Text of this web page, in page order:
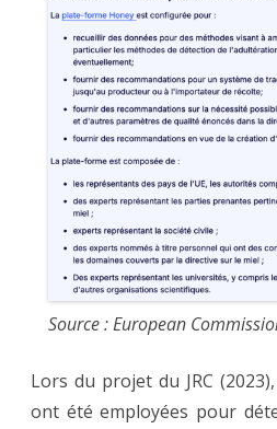
Source : European
Lors du projet du JRC
ont été employées pour